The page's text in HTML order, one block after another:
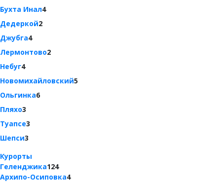
Бухта Инал4
Дедеркой2
Джубга4
Лермонтово2
Небуг4
Новомихайловский5
Ольгинка6
Пляхо3
Туапсе3
Шепси3
Курорты
Геленджика124
Архипо-Осиповка4